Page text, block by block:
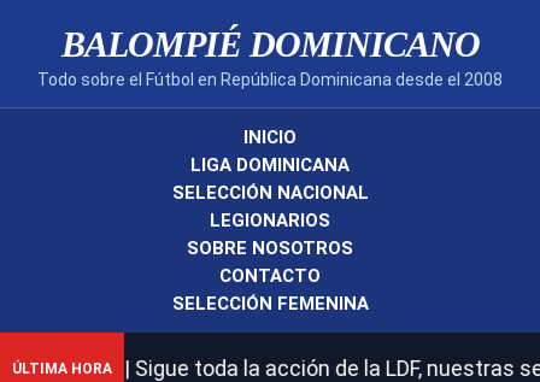
BALOMPIÉ DOMINICANO
Todo sobre el Fútbol en República Dominicana desde el 2008
INICIO
LIGA DOMINICANA
SELECCIÓN NACIONAL
LEGIONARIOS
SOBRE NOSOTROS
CONTACTO
SELECCIÓN FEMENINA
ÚLTIMA HORA
| Sigue toda la acción de la LDF, nuestras